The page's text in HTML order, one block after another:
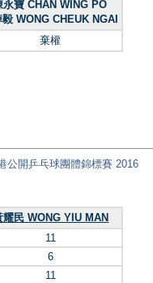
永寶 CHAN WING PO
毅 WONG CHEUK NGAI
棄權
公開乒乓球團體錦標賽 2016
耀民 WONG YIU MAN
11
6
11